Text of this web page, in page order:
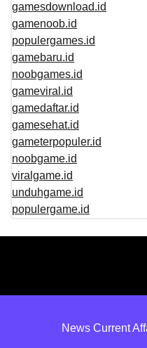
gamesdownload.id
gamenoob.id
populergames.id
gamebaru.id
noobgames.id
gameviral.id
gamedaftar.id
gamesehat.id
gameterpopuler.id
noobgame.id
viralgame.id
unduhgame.id
populergame.id
News Current